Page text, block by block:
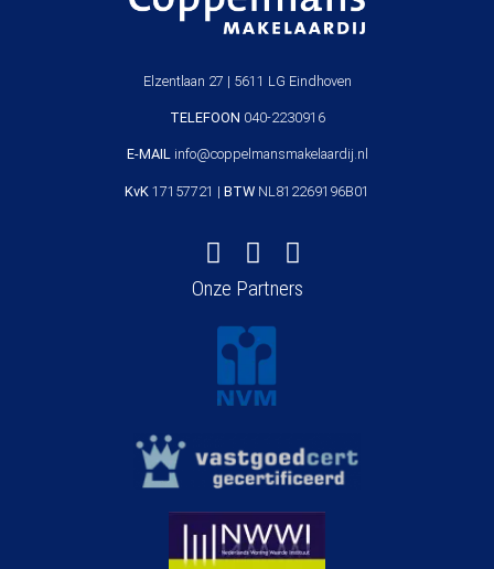
Elzentlaan 27 | 5611 LG Eindhoven
TELEFOON 040-2230916
E-MAILinfo@coppelmansmakelaardij.nl
KvK 17157721 | BTW NL812269196B01
Onze Partners